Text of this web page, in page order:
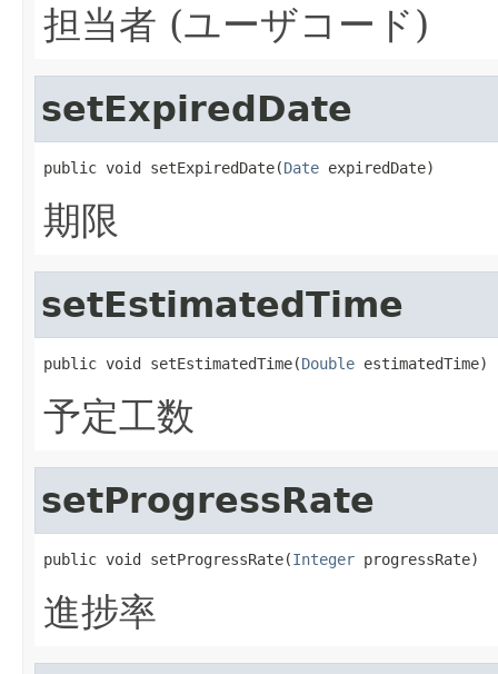
担当者 (ユーザコード)
setExpiredDate
public void setExpiredDate(Date expiredDate)
期限
setEstimatedTime
public void setEstimatedTime(Double estimatedTime)
予定工数
setProgressRate
public void setProgressRate(Integer progressRate)
進捗率